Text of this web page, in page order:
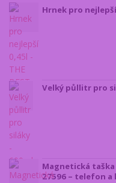
Hrnek pro nejlepší
Velký půllitr pro
Magnetická
27596 – telefon a